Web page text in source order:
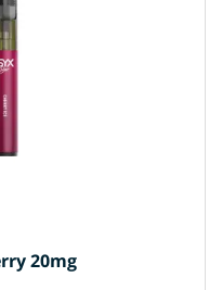
20mg